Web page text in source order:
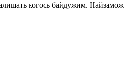
когось байдужим.